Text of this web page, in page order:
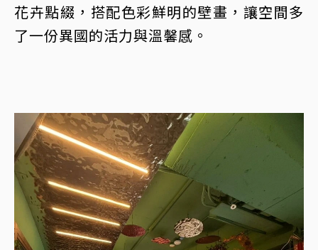
花卉點綴，搭配色彩鮮明的壁畫，讓空間多
了一份異國的活力與溫馨感。